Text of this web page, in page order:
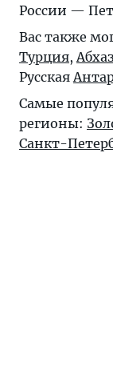
России —
Вас также
Турция,
Русская
Самые
регионы:
Санкт-